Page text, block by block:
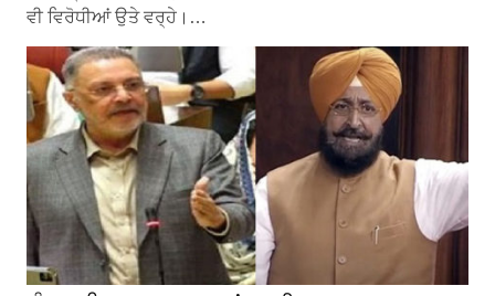
ਵੀ ਵਿਰੋਧੀਆਂ ਉਤੇ ਵਰ੍ਹੇ।…